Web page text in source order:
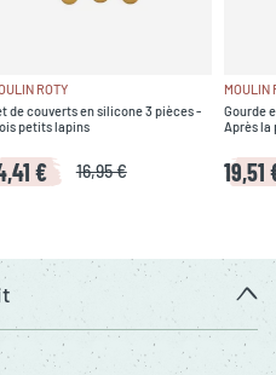
ROTY
de couverts en silicone 3 pièces -
petits lapins
€ 16,95 €
MOULIN
Gourde
Après la
19,51